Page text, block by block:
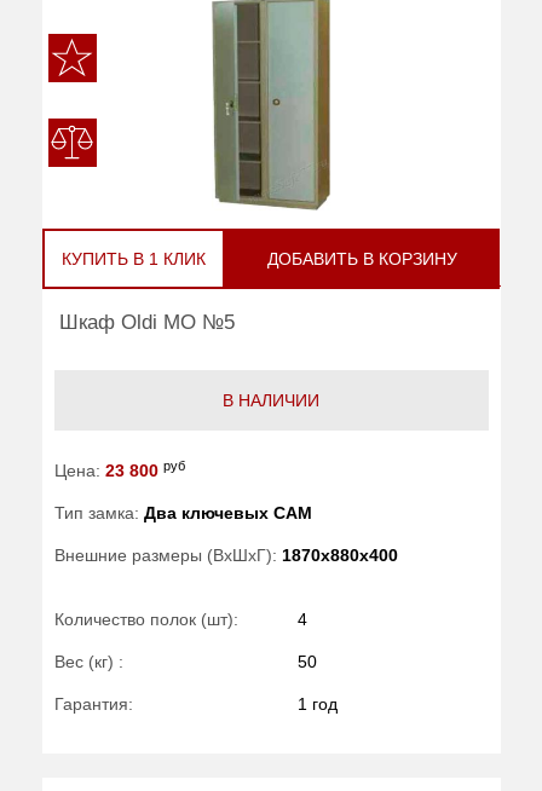
КУПИТЬ В 1 КЛИК ДОБАВИТЬ В КОРЗИНУ
Шкаф Oldi МО №5
В НАЛИЧИИ
Цена: 23 800 руб
Тип замка: Два ключевых САМ
Внешние размеры (ВхШхГ): 1870x880x400
Количество полок (шт): 4
Вес (кг) : 50
Гарантия: 1 год